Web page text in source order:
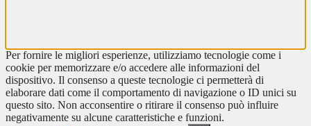
Per fornire le migliori esperienze, utilizziamo tecnologie come i
cookie per memorizzare e/o accedere alle informazioni del
dispositivo. Il consenso a queste tecnologie ci permetterà di
elaborare dati come il comportamento di navigazione o ID unici su
questo sito. Non acconsentire o ritirare il consenso può influire
negativamente su alcune caratteristiche e funzioni.